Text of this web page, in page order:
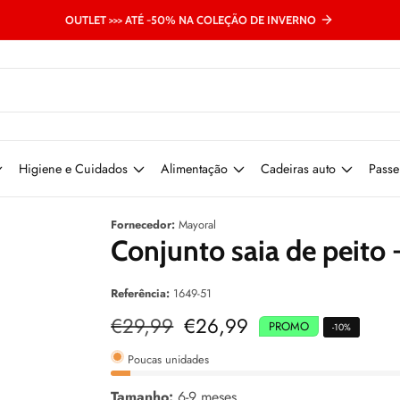
OUTLET >>> ATÉ -50% NA COLEÇÃO DE INVERNO
Higiene e Cuidados Alimentação Cadeiras auto
Fornecedor: Mayoral
Conjunto saia de peito
Referência: 1649-51
Preço
normal
€29,99 Preço
de
venda
€26,99 PROMO -10%
Poucas unidades